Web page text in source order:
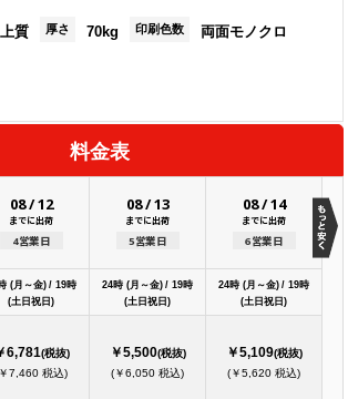
上質 厚さ 70kg 印刷色数 両面モノクロ
料金表
08/12
までに出荷
4営業日
08/13
までに出荷
5営業日
08/14
までに出荷
6営業日
(月～金) / 19時
(土日祝日)
24時 (月～金) / 19時
(土日祝日)
24時 (月～金) / 19時
(土日祝日)
6,781(税抜)
7,460 税込)
￥5,500(税抜)
(￥6,050 税込)
￥5,109(税抜)
(￥5,620 税込)